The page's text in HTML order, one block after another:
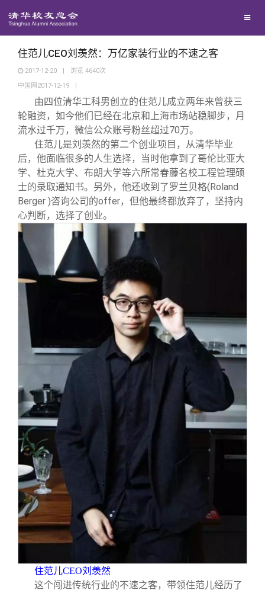
西南联大校友会
义工计划
新媒体平台
青春风采
校友讲坛
校友视界
校友服务
终身学习
信息化服务
三创大赛
实用信息
校友总会
总会简介
会长致辞
总会章程
理事会名单
制度法规
联系我们
关闭
住范儿CEO刘羡然：万亿家装行业的不速之客
2017-12-20 | 浏览 4640次
中国网2017-12-19
|
由四位清华工科男创立的住范儿成立两年来曾获三
轮融资，如今他们已经在北京和上海市场站稳脚步，月
流水过千万，微信公众账号粉丝超过70万。
住范儿是刘羡然的第二个创业项目，从清华毕业
后，他面临很多的人生选择，当时他拿到了哥伦比亚大
学、杜克大学、布朗大学等六所常春藤名校工程管理硕
士的录取通知书。另外，他还收到了罗兰贝格(Roland
Berger )咨询公司的offer，但他最终都放弃了，坚持内
心判断，选择了创业。
住范儿CEO刘羡然
这个闯进传统行业的不速之客，带领住范儿经历了